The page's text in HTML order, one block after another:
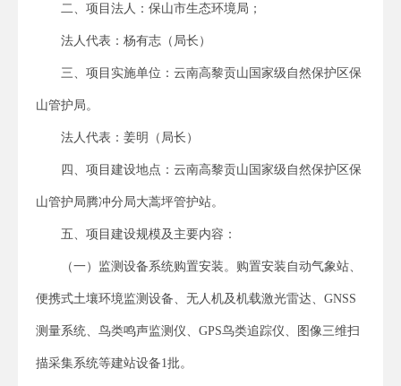
二、项目法人：保山市生态环境局；
法人代表：杨有志（局长）
三、项目实施单位：云南高黎贡山国家级自然保护区保
山管护局。
法人代表：姜明（局长）
四、项目建设地点：云南高黎贡山国家级自然保护区保
山管护局腾冲分局大蒿坪管护站。
五、项目建设规模及主要内容：
（一）监测设备系统购置安装。购置安装自动气象站、
便携式土壤环境监测设备、无人机及机载激光雷达、GNSS
测量系统、鸟类鸣声监测仪、GPS鸟类追踪仪、图像三维扫
描采集系统等建站设备1批。